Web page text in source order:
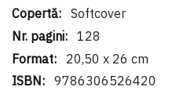
Softcover
128
20,50 x 26 cm
9786306526420